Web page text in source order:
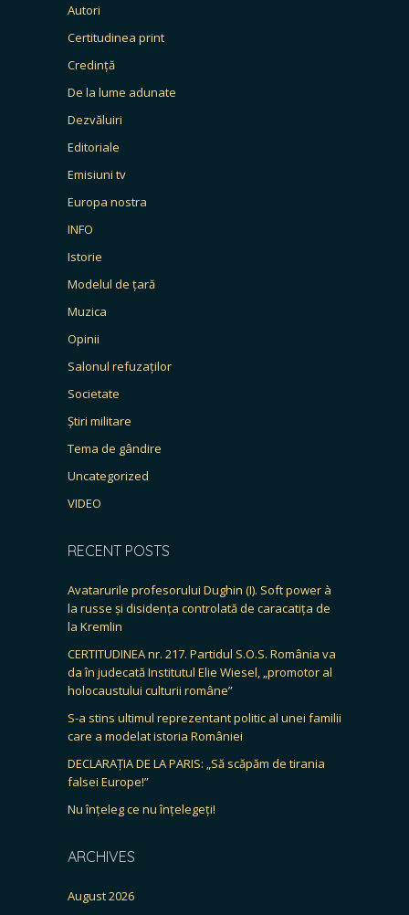
Autori
Certitudinea print
Credință
De la lume adunate
Dezvăluiri
Editoriale
Emisiuni tv
Europa nostra
INFO
Istorie
Modelul de țară
Muzica
Opinii
Salonul refuzaților
Societate
Știri militare
Tema de gândire
Uncategorized
VIDEO
RECENT POSTS
Avatarurile profesorului Dughin (I). Soft power à
la russe și disidența controlată de caracatița de
la Kremlin
CERTITUDINEA nr. 217. Partidul S.O.S. România va
da în judecată Institutul Elie Wiesel, „promotor al
holocaustului culturii române”
S-a stins ultimul reprezentant politic al unei familii
care a modelat istoria României
DECLARAȚIA DE LA PARIS: „Să scăpăm de tirania
falsei Europe!”
Nu înțeleg ce nu înțelegeți!
ARCHIVES
August 2026